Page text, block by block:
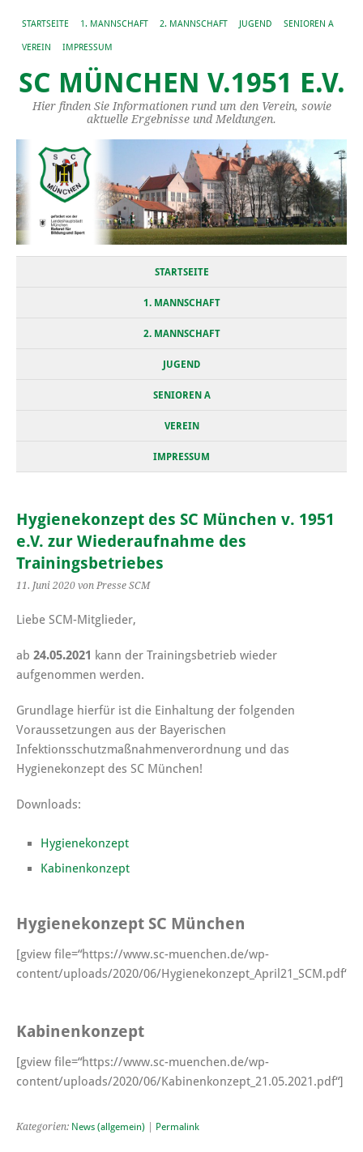
STARTSEITE 1. MANNSCHAFT 2. MANNSCHAFT JUGEND SENIOREN A
VEREIN IMPRESSUM
SC MÜNCHEN V.1951 E.V.
Hier finden Sie Informationen rund um den Verein, sowie
aktuelle Ergebnisse und Meldungen.
STARTSEITE
1. MANNSCHAFT
2. MANNSCHAFT
JUGEND
SENIOREN A
VEREIN
IMPRESSUM
Hygienekonzept des SC München v. 1951
e.V. zur Wiederaufnahme des
Trainingsbetriebes
11. Juni 2020 von Presse SCM
Liebe SCM-Mitglieder,
ab 24.05.2021 kann der Trainingsbetrieb wieder
aufgenommen werden.
Grundlage hierfür ist die Einhaltung der folgenden
Voraussetzungen aus der Bayerischen
Infektionsschutzmaßnahmenverordnung und das
Hygienekonzept des SC München!
Downloads:
Hygienekonzept
Kabinenkonzept
Hygienekonzept SC München
[gview file=“https://www.sc-muenchen.de/wp-
content/uploads/2020/06/Hygienekonzept_April21_SCM.pdf“]
Kabinenkonzept
[gview file=“https://www.sc-muenchen.de/wp-
content/uploads/2020/06/Kabinenkonzept_21.05.2021.pdf“]
Kategorien: News (allgemein) Permalink